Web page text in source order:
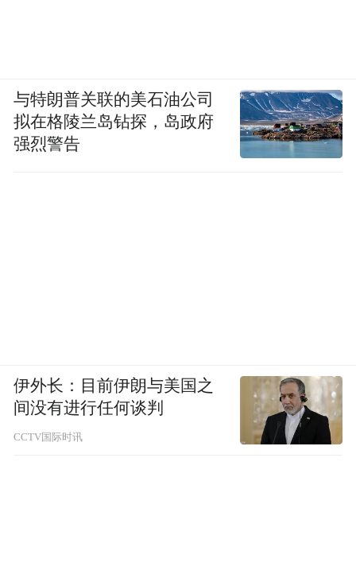
与特朗普关联的美石油公司
拟在格陵兰岛钻探，岛政府
强烈警告
伊外长：目前伊朗与美国之
间没有进行任何谈判
CCTV国际时讯